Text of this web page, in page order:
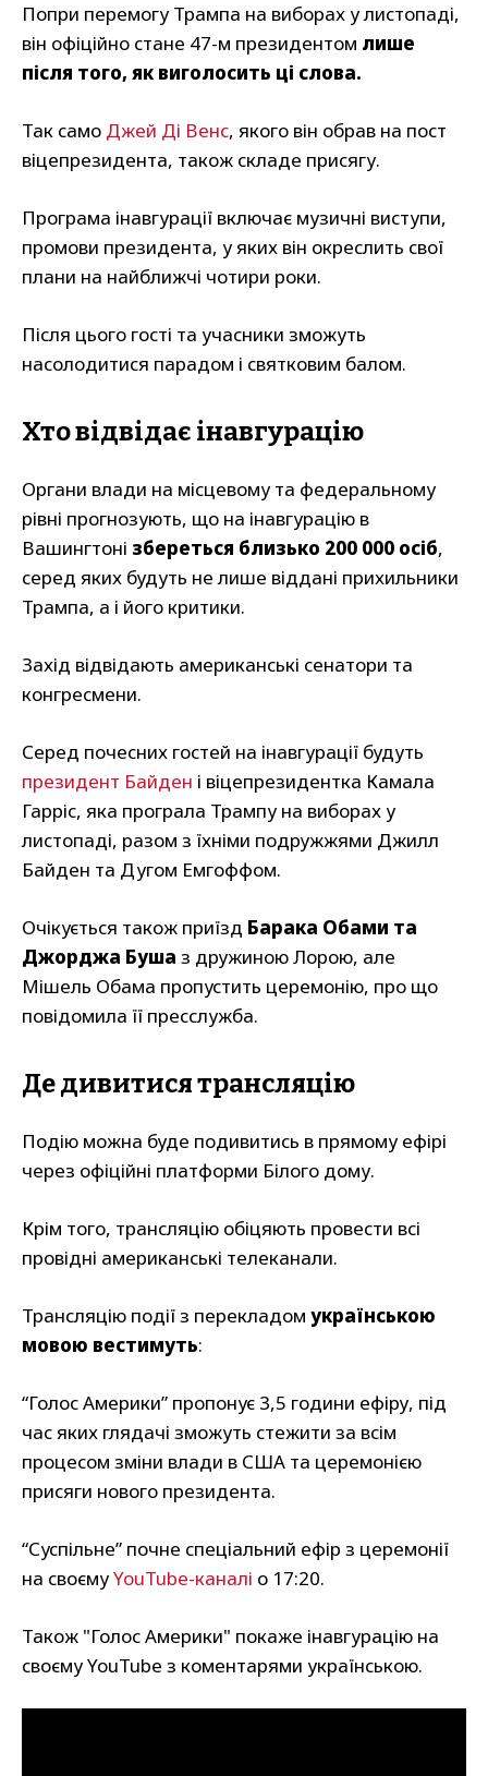
Попри перемогу Трампа на виборах у листопаді,
він офіційно стане 47-м президентом лише
після того, як виголосить ці слова.
Так само Джей Ді Венс, якого він обрав на пост
віцепрезидента, також складе присягу.
Програма інавгурації включає музичні виступи,
промови президента, у яких він окреслить свої
плани на найближчі чотири роки.
Після цього гості та учасники зможуть
насолодитися парадом і святковим балом.
Хто відвідає інавгурацію
Органи влади на місцевому та федеральному
рівні прогнозують, що на інавгурацію в
Вашингтоні збереться близько 200 000 осіб,
серед яких будуть не лише віддані прихильники
Трампа, а і його критики.
Захід відвідають американські сенатори та
конгресмени.
Серед почесних гостей на інавгурації будуть
президент Байден і віцепрезидентка Камала
Гарріс, яка програла Трампу на виборах у
листопаді, разом з їхніми подружжями Джилл
Байден та Дугом Емгоффом.
Очікується також приїзд Барака Обами та
Джорджа Буша з дружиною Лорою, але
Мішель Обама пропустить церемонію, про що
повідомила її пресслужба.
Де дивитися трансляцію
Подію можна буде подивитись в прямому ефірі
через офіційні платформи Білого дому.
Крім того, трансляцію обіцяють провести всі
провідні американські телеканали.
Трансляцію події з перекладом українською
мовою вестимуть:
“Голос Америки” пропонує 3,5 години ефіру, під
час яких глядачі зможуть стежити за всім
процесом зміни влади в США та церемонією
присяги нового президента.
“Суспільне” почне спеціальний ефір з церемонії
на своємуYouTube-каналі о 17:20.
Також "Голос Америки" покаже інавгурацію на
своєму YouTube з коментарями українською.